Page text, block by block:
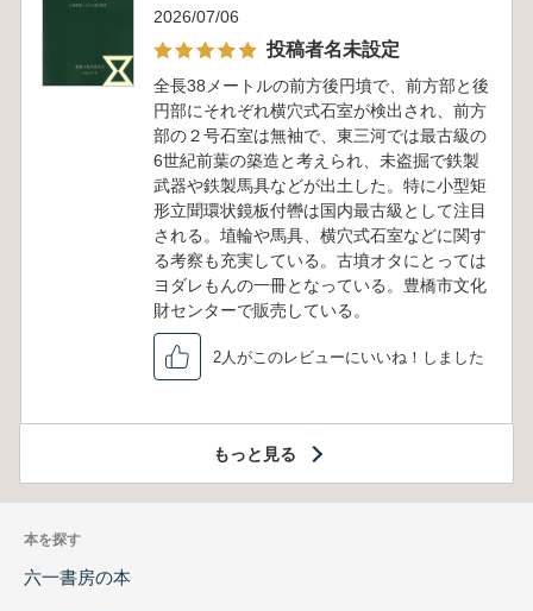
2026/07/06
投稿者名未設定
全長38メートルの前方後円墳で、前方部と後
円部にそれぞれ横穴式石室が検出され、前方
部の２号石室は無袖で、東三河では最古級の
6世紀前葉の築造と考えられ、未盗掘で鉄製
武器や鉄製馬具などが出土した。特に小型矩
形立聞環状鏡板付轡は国内最古級として注目
される。埴輪や馬具、横穴式石室などに関す
る考察も充実している。古墳オタにとっては
ヨダレもんの一冊となっている。豊橋市文化
財センターで販売している。
2人がこのレビューにいいね！しました
もっと見る
本を探す
六一書房の本